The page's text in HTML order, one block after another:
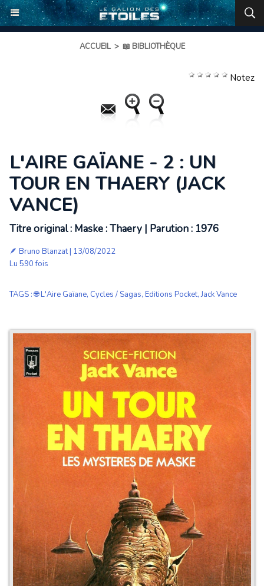
ACCUEIL > 📖 BIBLIOTHÈQUE
Notez
L'AIRE GAÏANE - 2 : UN
TOUR EN THAERY (JACK
VANCE)
Titre original : Maske : Thaery | Parution : 1976
🪶 Bruno Blanzat| 13/08/2022
Lu 590 fois
TAGS :🌐 L'Aire Gaïane, Cycles / Sagas, Editions Pocket,Jack Vance